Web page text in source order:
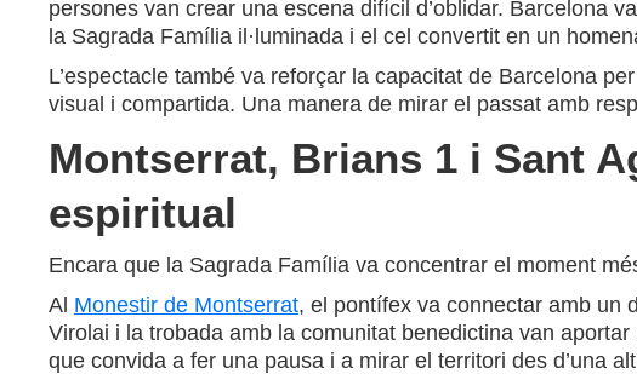
persones van crear una escena difícil d’oblidar. Barcelona
la Sagrada Família il·luminada i el cel convertit en un
L’espectacle també va reforçar la capacitat de Barcelona
visual i compartida. Una manera de mirar el passat amb
Montserrat, Brians 1 i Sant
espiritual
Encara que la Sagrada Família va concentrar el moment
Al Monestir de Montserrat, el pontífex va connectar amb un
Virolai i la trobada amb la comunitat benedictina van
que convida a fer una pausa i a mirar el territori des d’una